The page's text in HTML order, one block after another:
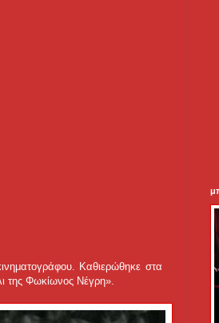
Καθιερώθηκε στα
της Φωκίωνος Νέγρη».